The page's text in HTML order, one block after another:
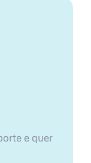
e quer